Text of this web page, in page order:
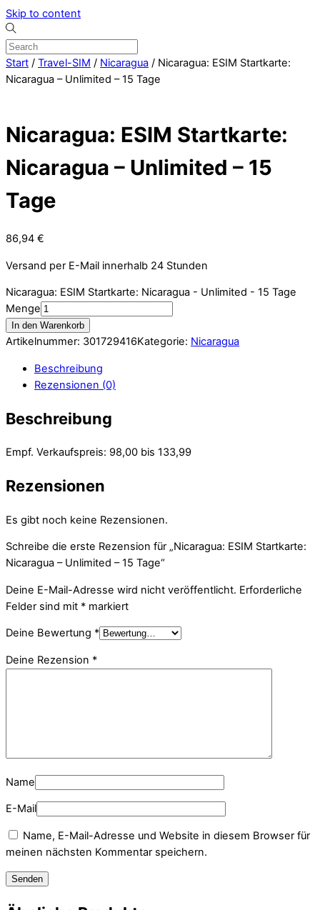
Skip to content
Start / Travel-SIM / Nicaragua / Nicaragua: ESIM Startkarte:
Nicaragua – Unlimited – 15 Tage
Nicaragua: ESIM Startkarte:
Nicaragua – Unlimited – 15
Tage
86,94 €
Versand per E-Mail innerhalb 24 Stunden
Nicaragua: ESIM Startkarte: Nicaragua - Unlimited - 15 Tage
Menge
In den Warenkorb
Artikelnummer: 301729416Kategorie: Nicaragua
Beschreibung
Rezensionen (0)
Beschreibung
Empf. Verkaufspreis: 98,00 bis 133,99
Rezensionen
Es gibt noch keine Rezensionen.
Schreibe die erste Rezension für „Nicaragua: ESIM Startkarte:
Nicaragua – Unlimited – 15 Tage“
Deine E-Mail-Adresse wird nicht veröffentlicht. Erforderliche
Felder sind mit * markiert
Deine Bewertung *
Deine Rezension *
Name
E-Mail
Name, E-Mail-Adresse und Website in diesem Browser für
meinen nächsten Kommentar speichern.